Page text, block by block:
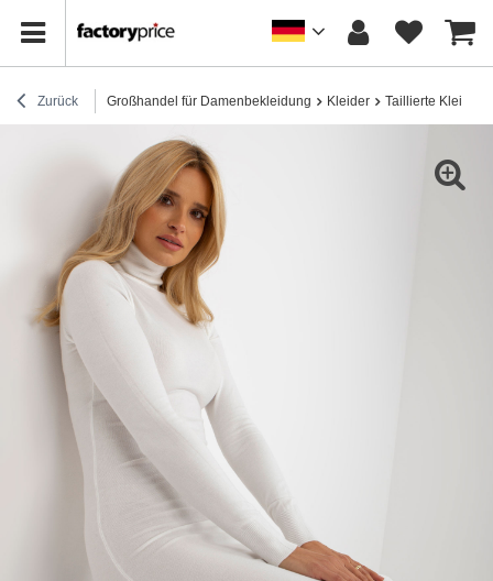
Zurück Großhandel für Damenbekleidung Kleider Taillierte Kleider